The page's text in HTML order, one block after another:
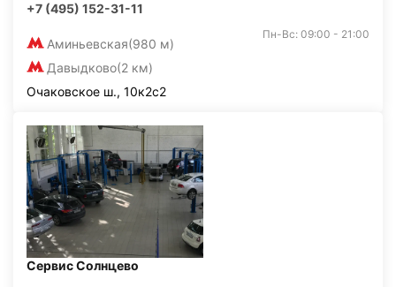
+7 (495) 152-31-11
Аминьевская(980 м)
Давыдково(2 км)
Пн-Вс: 09:00 - 21:00
Очаковское ш., 10к2с2
Сервис Солнцево